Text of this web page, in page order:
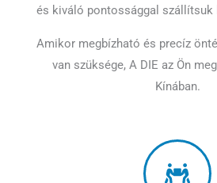
és kiváló pontossággal szállítsuk
Amikor megbízható és precíz
van szüksége, A DIE az Ön
Kínában.